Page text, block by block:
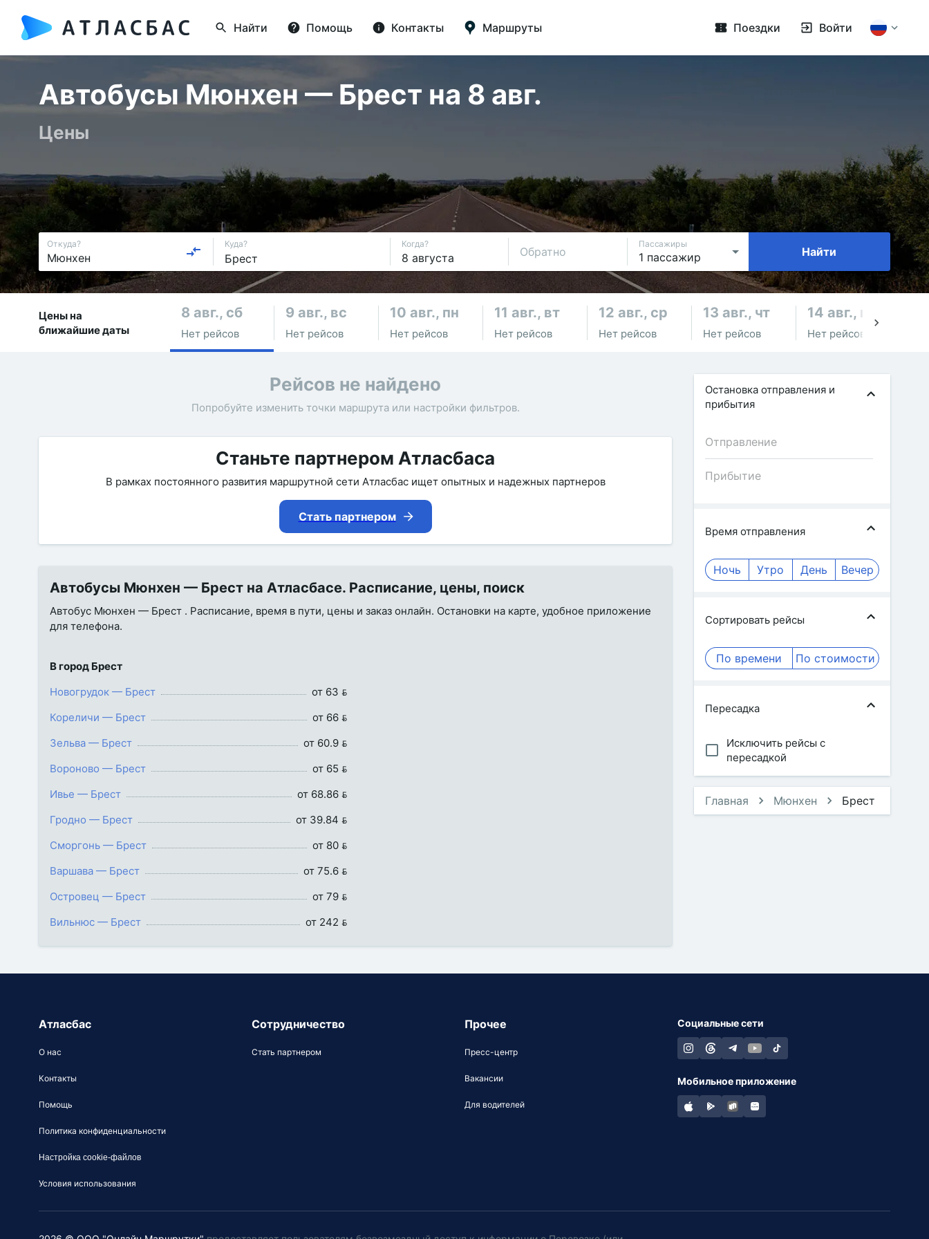
Найти Помощь Контакты Маршруты Поездки Войти
Автобусы Мюнхен — Брест на 8 авг.
Цены
Откуда? Куда? Когда?
Обратно
Пассажиры
Найти
Цены на
ближайшие даты
8 авг., сб
Нет рейсов
9 авг., вс
Нет рейсов
10 авг., пн
Нет рейсов
11 авг., вт
Нет рейсов
12 авг., ср
Нет рейсов
13 авг., чт
Нет рейсов
14 авг., пт
Нет рейсов
Рейсов не найдено
Попробуйте изменить точки маршрута или настройки фильтров.
Станьте партнером Атласбаса
В рамках постоянного развития маршрутной сети Атласбас ищет опытных и надежных партнеров
Стать партнером
Автобусы Мюнхен — Брест на Атласбасе. Расписание, цены, поиск
Автобус Мюнхен — Брест . Расписание, время в пути, цены и заказ онлайн. Остановки на карте, удобное приложение
для телефона.
В город Брест
Новогрудок — Брест
от 63 
Кореличи — Брест
от 66 
Зельва — Брест
от 60.9 
Вороново — Брест
от 65 
Ивье — Брест
от 68.86 
Гродно — Брест
от 39.84 
Сморгонь — Брест
от 80 
Варшава — Брест
от 75.6 
Островец — Брест
от 79 
Вильнюс — Брест
от 242 
Остановка отправления и
прибытия
Время отправления
Ночь Утро День Вечер
Сортировать рейсы
По времени По стоимости
Пересадка
Исключить рейсы с
пересадкой
Главная Мюнхен Брест
Атласбас
О нас
Контакты
Помощь
Политика конфиденциальности
Настройка cookie-файлов
Условия использования
Сотрудничество
Стать партнером
Прочее
Пресс-центр
Вакансии
Для водителей
Социальные сети
Мобильное приложение